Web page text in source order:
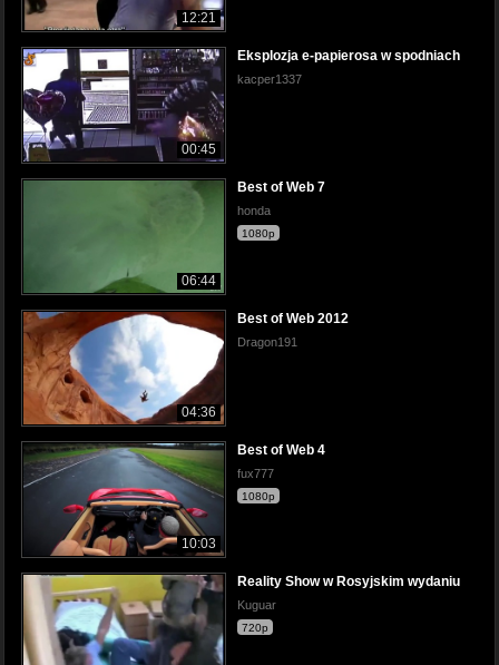
12:21
00:45
Eksplozja e-papierosa w spodniach
kacper1337
06:44
Best of Web 7
honda
1080p
04:36
Best of Web 2012
Dragon191
10:03
Best of Web 4
fux777
1080p
Reality Show w Rosyjskim wydaniu
Kuguar
720p